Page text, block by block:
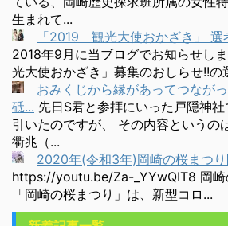
生まれて...
「2019 観光大使おかざき」 選
2018年9月に当ブログでお知らせし
光大使おかざき」募集のおしらせ!!の
おみくじから縁があってつなが
砥... 先日S君と参拝にいった戸隠神
引いたのですが、 その内容というの
衢兆（...
2020年(令和3年)岡崎の桜まつ
https://youtu.be/Za-_YYwQIT8 岡崎
「岡崎の桜まつり」は、新型コロ...